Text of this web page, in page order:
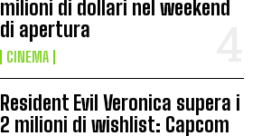
milioni di dollari nel weekend
di apertura
CINEMA
Resident Evil Veronica supera i
2 milioni di wishlist: Capcom